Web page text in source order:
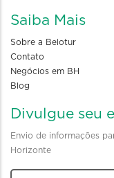
Saiba Mais
Sobre a Belotur
Contato
Negócios em BH
Blog
Divulgue seu
Envio de informações
Horizonte